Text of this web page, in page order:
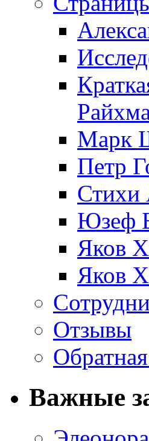
Марк
Петр
Стихи
Юзеф
Яков
Яков
Отзывы
Важные